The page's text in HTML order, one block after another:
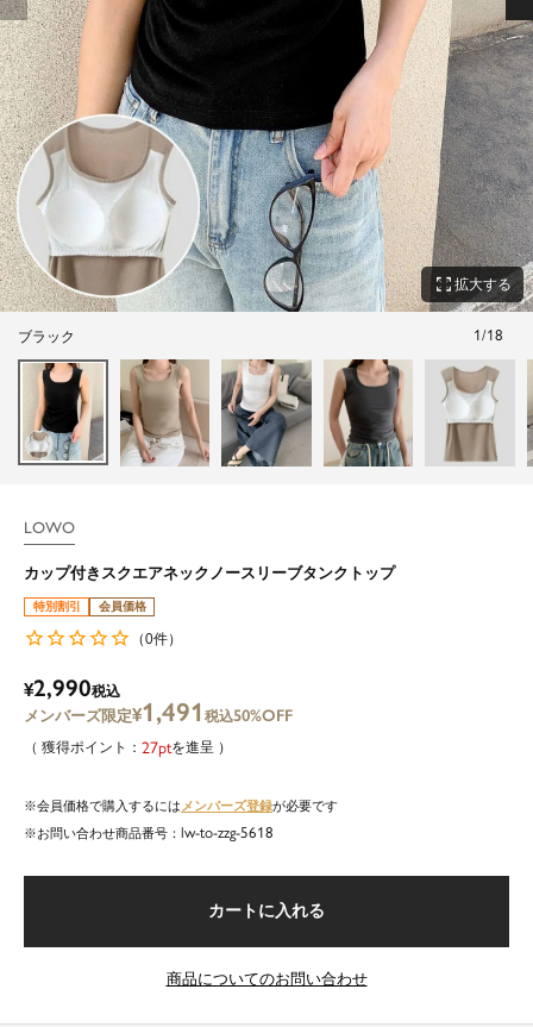
zoom_out_map 拡大する
ブラック 1/18
LOWO
カップ付きスクエアネックノースリーブタンクトップ
特別割引 会員価格
（0件）
¥2,990税込
¥1,491 税込50%OFF
27 を進呈
会員価格で購入するには メンバーズ登録が必要です
商品番号
lw-to-zzg-5618
カートに入れる
商品についてのお問い合わせ